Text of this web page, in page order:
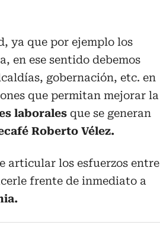
ya que por ejemplo los
en ese sentido debemos
gobernación, etc. en
que permitan mejorar la
laborales que se generan
Roberto Vélez.
articular los esfuerzos entre
frente de inmediato a